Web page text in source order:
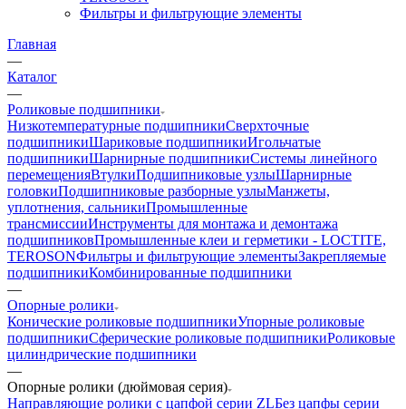
Фильтры и фильтрующие элементы
Главная
—
Каталог
—
Роликовые подшипники
Низкотемпературные подшипникиСверхточные
подшипникиШариковые подшипникиИгольчатые
подшипникиШарнирные подшипникиСистемы линейного
перемещенияВтулкиПодшипниковые узлыШарнирные
головкиПодшипниковые разборные узлыМанжеты,
уплотнения, сальникиПромышленные
трансмиссииИнструменты для монтажа и демонтажа
подшипниковПромышленные клеи и герметики - LOCTITE,
TEROSONФильтры и фильтрующие элементыЗакрепляемые
подшипникиКомбинированные подшипники
—
Опорные ролики
Конические роликовые подшипникиУпорные роликовые
подшипникиСферические роликовые подшипникиРоликовые
цилиндрические подшипники
—
Опорные ролики (дюймовая серия)
Направляющие ролики с цапфой серии ZLБез цапфы серии